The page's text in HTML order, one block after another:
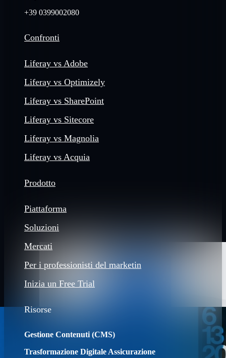
+39 0399002080
Confronti
Liferay vs Adobe
Liferay vs Optimizely
Liferay vs SharePoint
Liferay vs Sitecore
Liferay vs Magnolia
Liferay vs Acquia
Prodotto
Piattaforma
Soluzioni
Mercati
Per i professionisti del marketin
Inizia un Free Trial
Risorse
Gestione Contenuti (CMS)
Trasformazione Digitale Assicurazione